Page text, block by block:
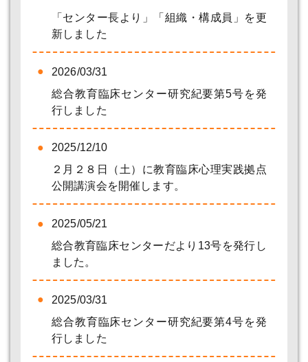
「センター長より」「組織・構成員」を更
新しました
2026/03/31
総合教育臨床センター研究紀要第5号を発
行しました
2025/12/10
２月２８日（土）に教育臨床心理実践拠点
公開講演会を開催します。
2025/05/21
総合教育臨床センターだより13号を発行し
ました。
2025/03/31
総合教育臨床センター研究紀要第4号を発
行しました